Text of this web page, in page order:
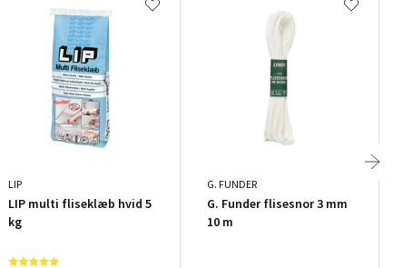
LIP
LIP multi fliseklæb hvid 5
kg
G. FUNDER
G. Funder flisesnor 3 mm
10 m